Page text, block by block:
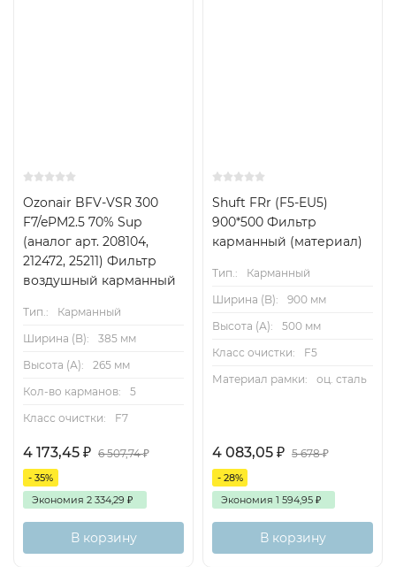
Ozonair BFV-VSR 300
F7/ePM2.5 70% Sup
(аналог арт. 208104,
212472, 25211) Фильтр
воздушный карманный
Тип.:
Карманный
Ширина (B):
385 мм
Высота (А):
265 мм
Кол-во карманов:
5
Класс очистки:
F7
4 173,45 ₽ 6 507,74₽
- 35%
Экономия 2 334,29 ₽
В корзину
Shuft FRr (F5-EU5)
900*500 Фильтр
карманный (материал)
Тип.:
Карманный
Ширина (B):
900 мм
Высота (А):
500 мм
Класс очистки:
F5
Материал рамки:
оц. сталь
4 083,05 ₽ 5 678₽
- 28%
Экономия 1 594,95 ₽
В корзину